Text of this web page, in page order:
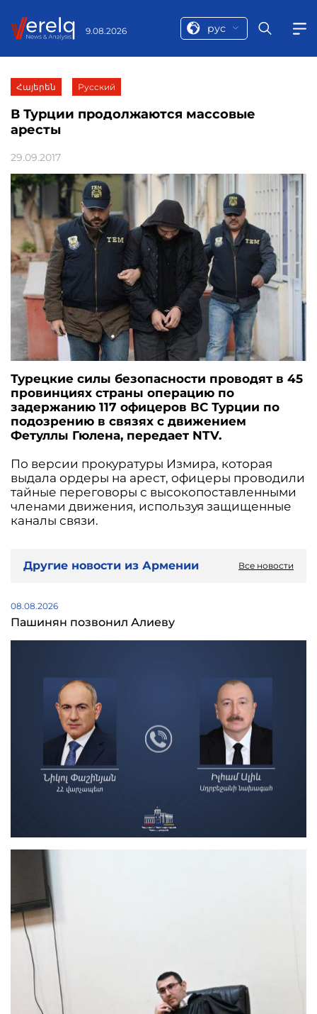
9.08.2026 рус
Հայերեն Русский
В Турции продолжаются массовые
аресты
29.09.2017
Турецкие силы безопасности проводят в 45
провинциях страны операцию по
задержанию 117 офицеров ВС Турции по
подозрению в связях с движением
Фетуллы Гюлена, передает NTV.
По версии прокуратуры Измира, которая
выдала ордеры на арест, офицеры проводили
тайные переговоры с высокопоставленными
членами движения, используя защищенные
каналы связи.
Другие новости из Армении Все новости
08.08.2026
Пашинян позвонил Алиеву